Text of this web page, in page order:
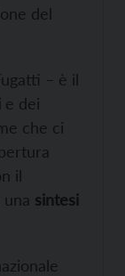
del
– è il
e dei
che ci
il
sintesi